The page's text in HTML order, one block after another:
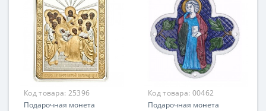
Код товара: 25396
Подарочная монета
Код товара: 00462
Подарочная монета